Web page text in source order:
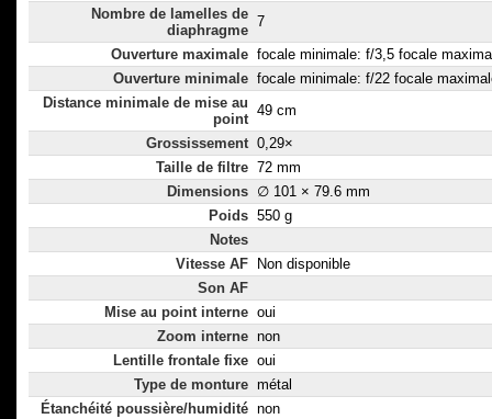
Nombre de lamelles de
diaphragme
7
Ouverture maximale focale minimale: f/3,5 focale
Ouverture minimale focale minimale: f/22 focale
Distance minimale de mise au
point
49 cm
Grossissement 0,29×
Taille de filtre 72 mm
Dimensions ∅ 101 × 79.6 mm
Poids 550 g
Notes
Vitesse AF
Non disponible
Son AF
Mise au point interne oui
Zoom interne non
Lentille frontale fixe oui
Type de monture métal
Étanchéité poussière/humidité non